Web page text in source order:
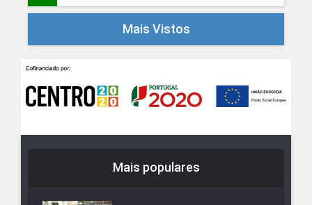
Mais Vistos
Mais populares